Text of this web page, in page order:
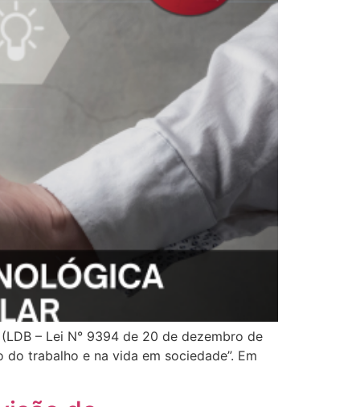
– Lei N° 9394 de 20 de dezembro de
trabalho e na vida em sociedade”. Em